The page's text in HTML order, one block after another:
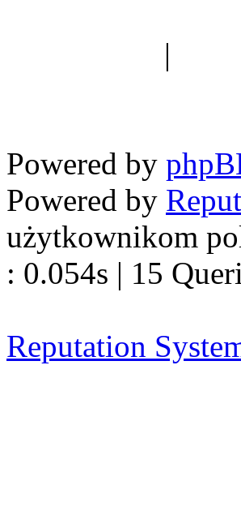
|
Powered by
Powered by
użytkownikom
: 0.054s | 15
Reputation